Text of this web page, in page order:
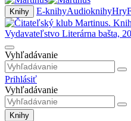
Knihy E-knihyAudioknihyHry
Vyhľadávanie
Prihlásiť
Vyhľadávanie
Knihy